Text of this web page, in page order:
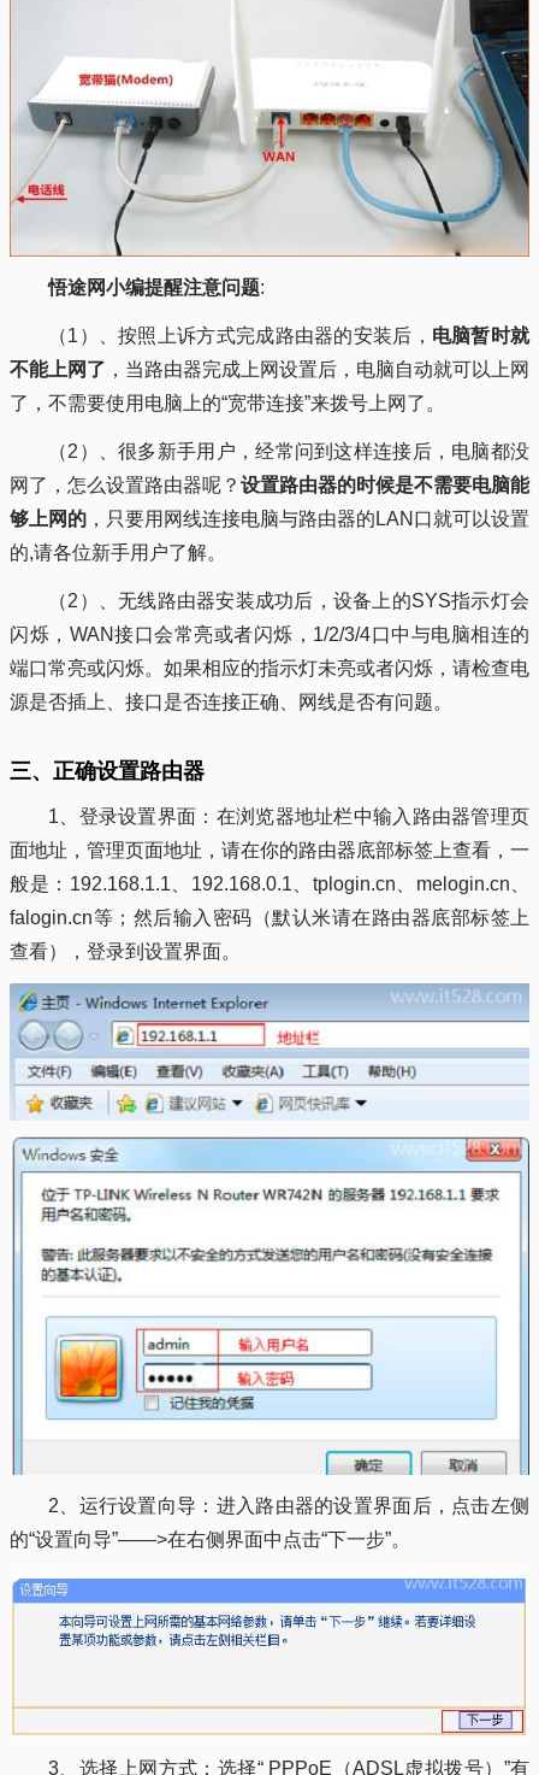
悟途网小编提醒注意问题:
（1）、按照上诉方式完成路由器的安装后， 电脑暂时就
不能上网了 ，当路由器完成上网设置后，电脑自动就可以上网
了，不需要使用电脑上的“宽带连接”来拨号上网了。
（2）、很多新手用户，经常问到这样连接后，电脑都没
网了，怎么设置路由器呢？ 设置路由器的时候是不需要电脑能
够上网的 ，只要用网线连接电脑与路由器的LAN口就可以设置
的,请各位新手用户了解。
（2）、无线路由器安装成功后，设备上的SYS指示灯会
闪烁，WAN接口会常亮或者闪烁，1/2/3/4口中与电脑相连的
端口常亮或闪烁。如果相应的指示灯未亮或者闪烁，请检查电
源是否插上、接口是否连接正确、网线是否有问题。
三、正确设置路由器
1、登录设置界面：在浏览器地址栏中输入路由器管理页
面地址，管理页面地址，请在你的路由器底部标签上查看，一
般是：192.168.1.1、192.168.0.1、tplogin.cn、melogin.cn、
falogin.cn等；然后输入密码（默认米请在路由器底部标签上
查看），登录到设置界面。
2、运行设置向导：进入路由器的设置界面后，点击左侧
的“设置向导”——>在右侧界面中点击“下一步”。
3、选择上网方式：选择“ PPPoE（ADSL虚拟拨号）”有